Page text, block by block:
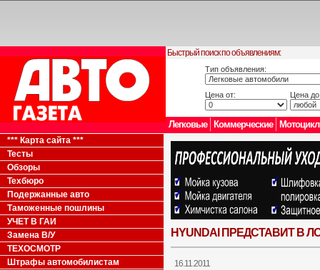
Быстрый поиск по объявлениям:
Тип объявления:
Цена от: Цена
Легковые Коммерческие
*** Карта сайта ***
Тесты
Обзоры
Техбюро
Подержанные авто
Таможенные пошлины
УЧЕТ В ГАИ
Замена В/У
ТЕХОСМОТР
Штрафы автомобилистам
HYUNDAI ПРЕДСТАВИТ В
16.11.2011